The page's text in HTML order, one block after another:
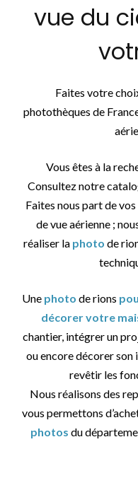
vue du
Faites votre
photothèques de
Vous êtes à la
Consultez notre
Faites nous part de
de vue aérienne ;
réaliser la photo de
Une photo de rions
décorer votre
chantier, intégrer un
ou encore décorer son
revêtir les
Nous réalisons des
vous permettons
photos du